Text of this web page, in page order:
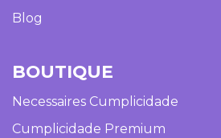
Blog
BOUTIQUE​
Necessaires Cumplicidade
Cumplicidade Premium